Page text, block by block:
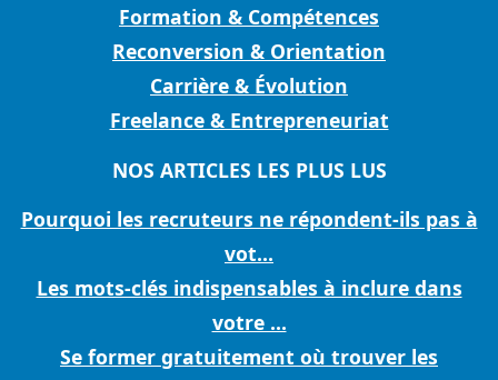
Formation & Compétences
Reconversion & Orientation
Carrière & Évolution
Freelance & Entrepreneuriat
NOS ARTICLES LES PLUS LUS
Pourquoi les recruteurs ne répondent-ils pas à
vot...
Les mots-clés indispensables à inclure dans
votre ...
Se former gratuitement où trouver les